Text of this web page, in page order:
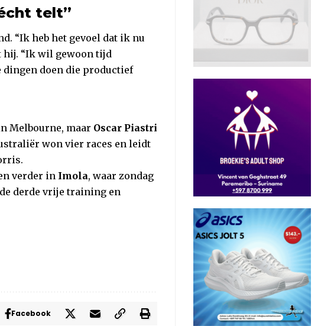
telt”
“Ik heb het gevoel dat ik nu
hij. “Ik wil gewoon tijd
doen die productief
Melbourne, maar Oscar Piastri
won vier races en leidt
verder in Imola, waar zondag
derde vrije training en
Facebook